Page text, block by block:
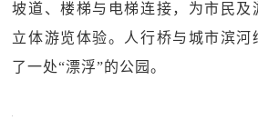
坡道、楼梯与电梯连接，为市民及
立体游览体验。人行桥与城市滨河
了一处“漂浮”的公园。